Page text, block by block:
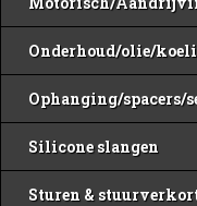
Onderhoud/olie/
Ophanging/spacers/
Silicone slangen
Sturen &